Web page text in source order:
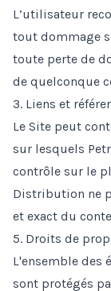
L’utilisateur
tout dommage
toute perte de
de quelconque
3. Liens et
Le Site peut
sur lesquels
contrôle sur le
Distribution ne
et exact du
5. Droits de
L'ensemble des
sont protégés